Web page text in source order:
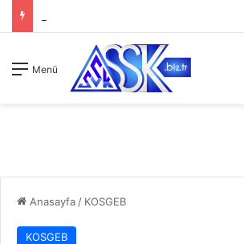
Menü
Anasayfa / KOSGEB
KOSGEB